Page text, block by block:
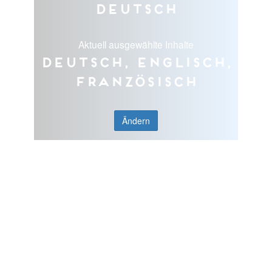
Deutsch
Aktuell ausgewählte Inhalte
Deutsch, Englisch,
Französisch
Ändern